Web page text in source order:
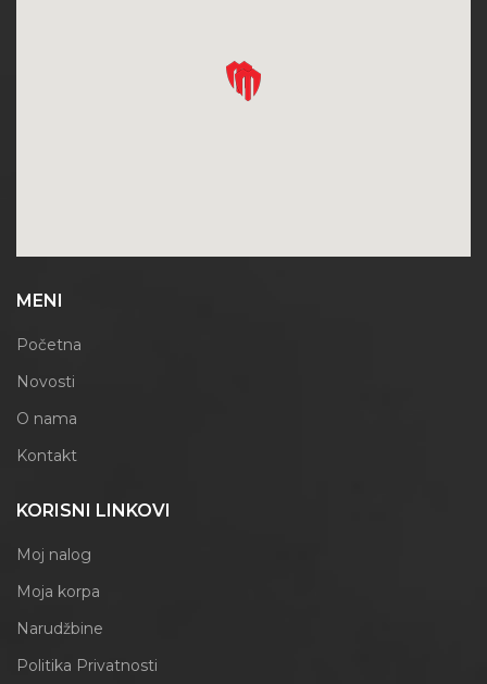
MENI
Početna
Novosti
O nama
Kontakt
KORISNI LINKOVI
Moj nalog
Moja korpa
Narudžbine
Politika Privatnosti